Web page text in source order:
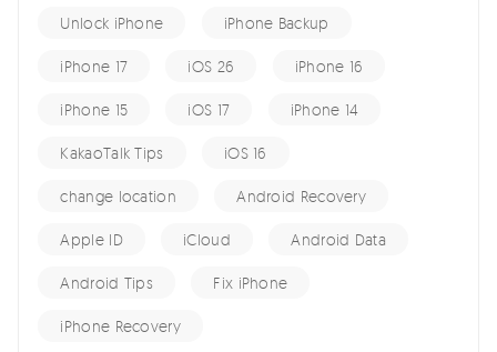
Unlock iPhone iPhone Backup
iPhone 17 iOS 26 iPhone 16
iPhone 15 iOS 17 iPhone 14
KakaoTalk Tips iOS 16
change location Android Recovery
Apple ID iCloud Android Data
Android Tips Fix iPhone
iPhone Recovery